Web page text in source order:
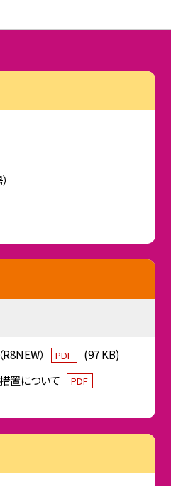
） PDF
(97 KB)
置について
PDF